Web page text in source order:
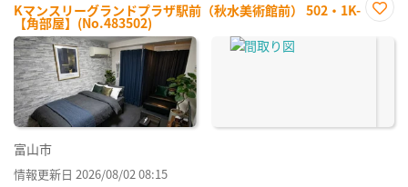
Kマンスリーグランドプラザ駅前（秋水美術館前） 502・1K-
【角部屋】(No.483502)
に入
富山市
情報更新日 2026/08/02 08:15